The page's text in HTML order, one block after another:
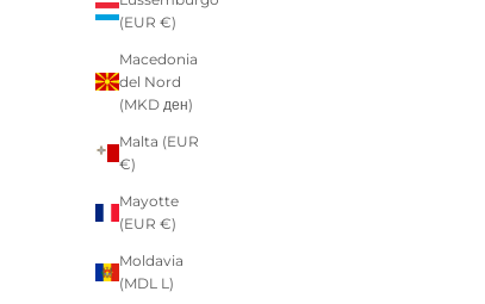
(EUR €)
Macedonia
del Nord
(MKD ден)
Malta (EUR
€)
Mayotte
(EUR €)
Moldavia
(MDL L)